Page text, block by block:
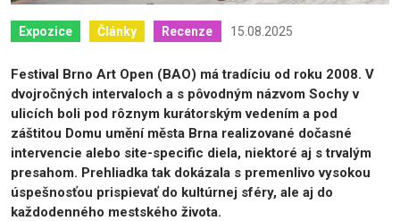
Expozice Články Recenze 15.08.2025
Festival Brno Art Open (BAO) má tradíciu od roku 2008. V
dvojročných intervaloch a s pôvodným názvom Sochy v
ulicích boli pod rôznym kurátorským vedením a pod
záštitou Domu umění města Brna realizované dočasné
intervencie alebo site-specific diela, niektoré aj s trvalým
presahom. Prehliadka tak dokázala s premenlivo vysokou
úspešnosťou prispievať do kultúrnej sféry, ale aj do
každodenného mestského života.